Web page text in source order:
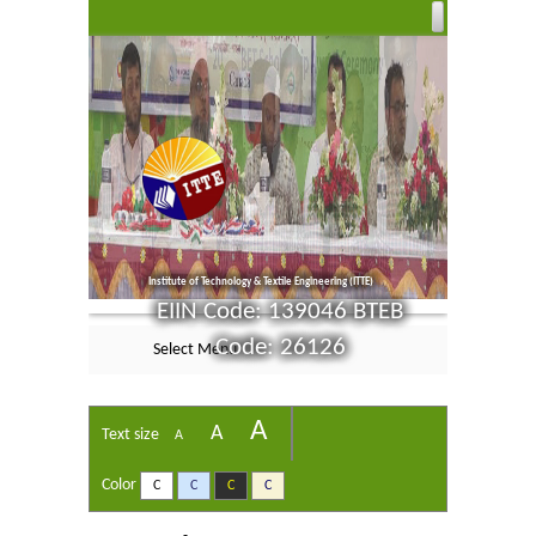
Institute of Technology & Textile Engineering (ITTE)
EIIN Code: 139046 BTEB
Code: 26126
Select Menu
Text size A A A
Color C C C C